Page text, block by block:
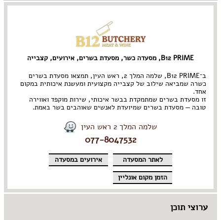
B12 PRIME, מסעדה כשר, מסעדת בשרים, אירועים, קצבייה
ב־B12 PRIME
, שלמה המלך 2, ראש העין, תמצאו מסעדת בשרים
כשרה שמביאה שילוב של קצבייה מקצועית ומעשנת איכותית במקום
אחד.
זו מסעדת בשרים שמתמקדת בבשר איכותי, שירות מוקפד ואווירה
טובה — מסעדת בשרים שמיועדת לאנשים שאוהבים בשר באמת.
שלמה המלך 2 ראש העין
077-8047532
לאתר המסעדה
אירועים במסעדה
הזמן מקום אונליין
ערוצי תוכן